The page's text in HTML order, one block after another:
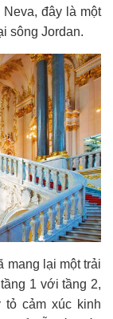
Neva, đây là một
sông Jordan.
mang lại một trải
1 với tầng 2,
tỏ cảm xúc kinh